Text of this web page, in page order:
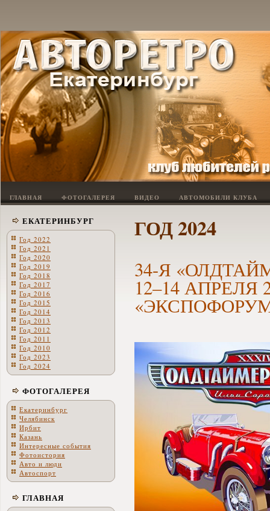
ГЛАВНАЯ ФОТОГАЛЕРЕЯ ВИДЕО АВТОМОБИЛИ КЛУБА
ЕКАТЕРИНБУРГ
Год 2022
Год 2021
Год 2020
Год 2019
Год 2018
Год 2017
Год 2016
Год 2015
Год 2014
Год 2013
Год 2012
Год 2011
Год 2010
Год 2023
Год 2024
ФОТОГАЛЕРЕЯ
Екатеринбург
Челябинск
Ирбит
Казань
Интересные события
Фотоистория
Авто и люди
Автоспорт
ГЛАВНАЯ
ГОД 2024
34-Я
12–14 АПРЕЛЯ